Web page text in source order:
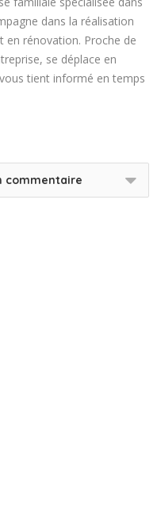
dans la réalisation
en rénovation. Proche de
se déplace en
tient informé en temps
commentaire